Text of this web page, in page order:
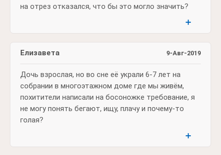
на отрез отказался, что бы это могло значить?
➕
9-Авг-2019
Елизавета
Дочь взрослая, но во сне её украли 6-7 лет на
собрании в многоэтажном доме где мы живём,
похитители написали на босоножке требование, я
не могу понять бегают, ищу, плачу и почему-то
голая?
➕